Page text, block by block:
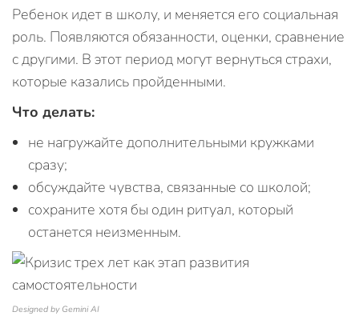
Ребенок идет в школу, и меняется его социальная
роль. Появляются обязанности, оценки, сравнение
с другими. В этот период могут вернуться страхи,
которые казались пройденными.
Что делать:
не нагружайте дополнительными кружками
сразу;
обсуждайте чувства, связанные со школой;
сохраните хотя бы один ритуал, который
останется неизменным.
Designed by Gemini AI